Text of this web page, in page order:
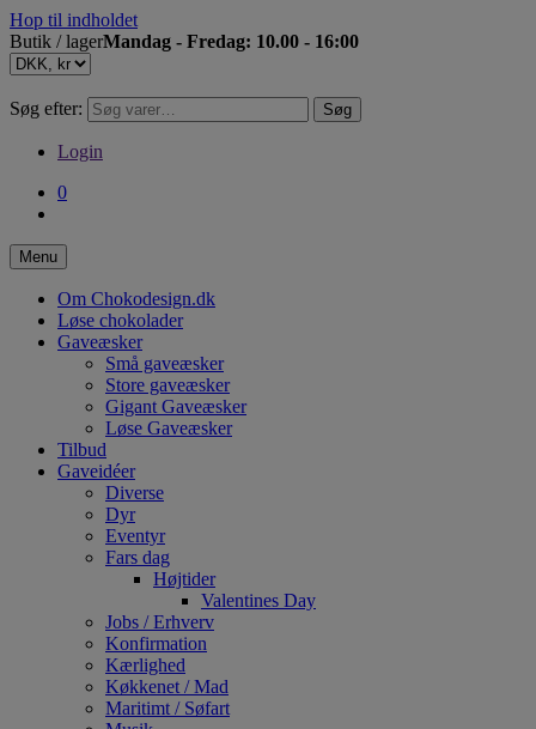
Hop til indholdet
Butik / lagerMandag - Fredag: 10.00 - 16:00
Søg efter: Søg
Login
0
Menu
Om Chokodesign.dk
Løse chokolader
Gaveæsker
Små gaveæsker
Store gaveæsker
Gigant Gaveæsker
Løse Gaveæsker
Tilbud
Gaveidéer
Diverse
Dyr
Eventyr
Fars dag
Højtider
Valentines Day
Jobs / Erhverv
Konfirmation
Kærlighed
Køkkenet / Mad
Maritimt / Søfart